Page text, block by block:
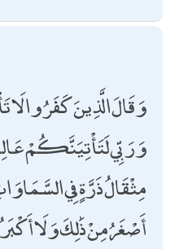
وَقَالَ الَّذِينَ كَفَرُوا لَا
وَرَبِّي لَتَأْتِيَنَّكُمْ
مِثْقَالُ ذَرَّةٍ فِي
أَصْغَرُ مِنْ ذَٰلِكَ وَلَا